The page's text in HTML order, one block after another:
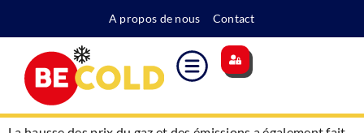
A propos de nous Contact